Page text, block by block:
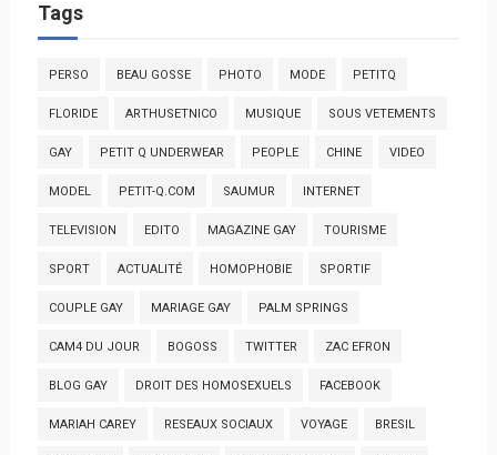
Tags
PERSO BEAU GOSSE PHOTO MODE PETITQ
FLORIDE ARTHUSETNICO MUSIQUE SOUS VETEMENTS
GAY PETIT Q UNDERWEAR PEOPLE CHINE VIDEO
MODEL PETIT-Q.COM SAUMUR INTERNET
TELEVISION EDITO MAGAZINE GAY TOURISME
SPORT ACTUALITÉ HOMOPHOBIE SPORTIF
COUPLE GAY MARIAGE GAY PALM SPRINGS
CAM4 DU JOUR BOGOSS TWITTER ZAC EFRON
BLOG GAY DROIT DES HOMOSEXUELS FACEBOOK
MARIAH CAREY RESEAUX SOCIAUX VOYAGE BRESIL